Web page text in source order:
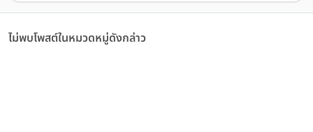
ไม่พบโพสต์ในหมวดหมู่ดังกล่าว